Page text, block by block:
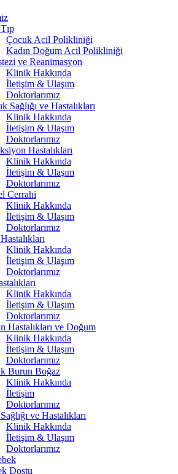
Çocuk Acil Polikliniği
Kadın Doğum Acil Polikliniği
ve Reanimasyon
Klinik Hakkında
İletişim & Ulaşım
Doktorlarımız
Sağlığı ve Hastalıkları
Klinik Hakkında
İletişim & Ulaşım
Doktorlarımız
Hastalıkları
Klinik Hakkında
İletişim & Ulaşım
Doktorlarımız
Cerrahi
Klinik Hakkında
İletişim & Ulaşım
Doktorlarımız
Klinik Hakkında
İletişim & Ulaşım
Doktorlarımız
Klinik Hakkında
İletişim & Ulaşım
Doktorlarımız
Hastalıkları ve Doğum
Klinik Hakkında
İletişim & Ulaşım
Doktorlarımız
Burun Boğaz
Klinik Hakkında
İletişim
Doktorlarımız
ve Hastalıkları
Klinik Hakkında
İletişim & Ulaşım
Doktorlarımız
Dostu